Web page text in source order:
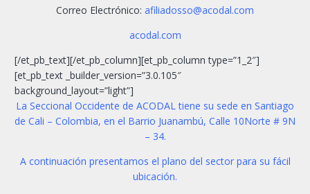
Correo Electrónico: afiliadosso@acodal.com
acodal.com
[/et_pb_text][/et_pb_column][et_pb_column type=”1_2″]
[et_pb_text _builder_version=”3.0.105″
background_layout=”light”]
La Seccional Occidente de ACODAL tiene su sede en Santiago
de Cali – Colombia, en el Barrio Juanambú, Calle 10Norte # 9N
– 34.
A continuación presentamos el plano del sector para su fácil
ubicación.